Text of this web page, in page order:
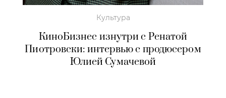
Культура
КиноБизнес изнутри с Ренатой
Пиотровски: интервью с продюсером
Юлией Сумачевой